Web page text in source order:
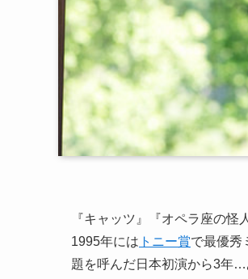
『キャッツ』『オペラ座の怪
1995年には トニー賞で最優秀
題を呼んだ日本初演から3年